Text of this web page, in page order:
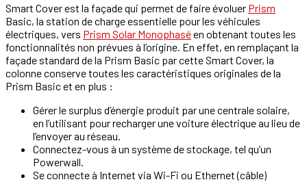
Smart Cover est la façade qui permet de faire évoluer Prism
Basic, la station de charge essentielle pour les véhicules
électriques, vers Prism Solar Monophaséen obtenant toutes les
fonctionnalités non prévues à l’origine. En effet, en remplaçant la
façade standard de la Prism Basic par cette Smart Cover, la
colonne conserve toutes les caractéristiques originales de la
Prism Basic et en plus :
Gérer le surplus d’énergie produit par une centrale solaire,
en l’utilisant pour recharger une voiture électrique au lieu de
l’envoyer au réseau.
Connectez-vous à un système de stockage, tel qu’un
Powerwall.
Se connecte à Internet via Wi-Fi ou Ethernet (câble)